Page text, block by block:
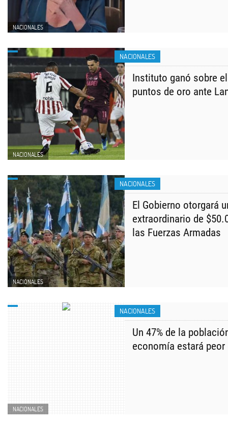
NACIONALES
NACIONALES
NACIONALES
Instituto ganó sobre
puntos de oro ante
NACIONALES
NACIONALES
El Gobierno otorgará
extraordinario de
las Fuerzas Armadas
NACIONALES
NACIONALES
Un 47% de la
economía estará peor